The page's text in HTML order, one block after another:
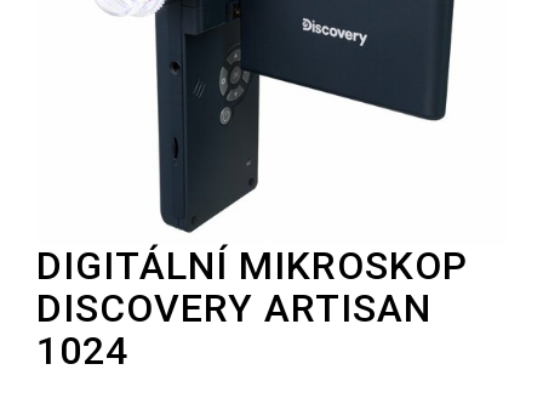
DIGITÁLNÍ MIKROSKOP
DISCOVERY ARTISAN
1024